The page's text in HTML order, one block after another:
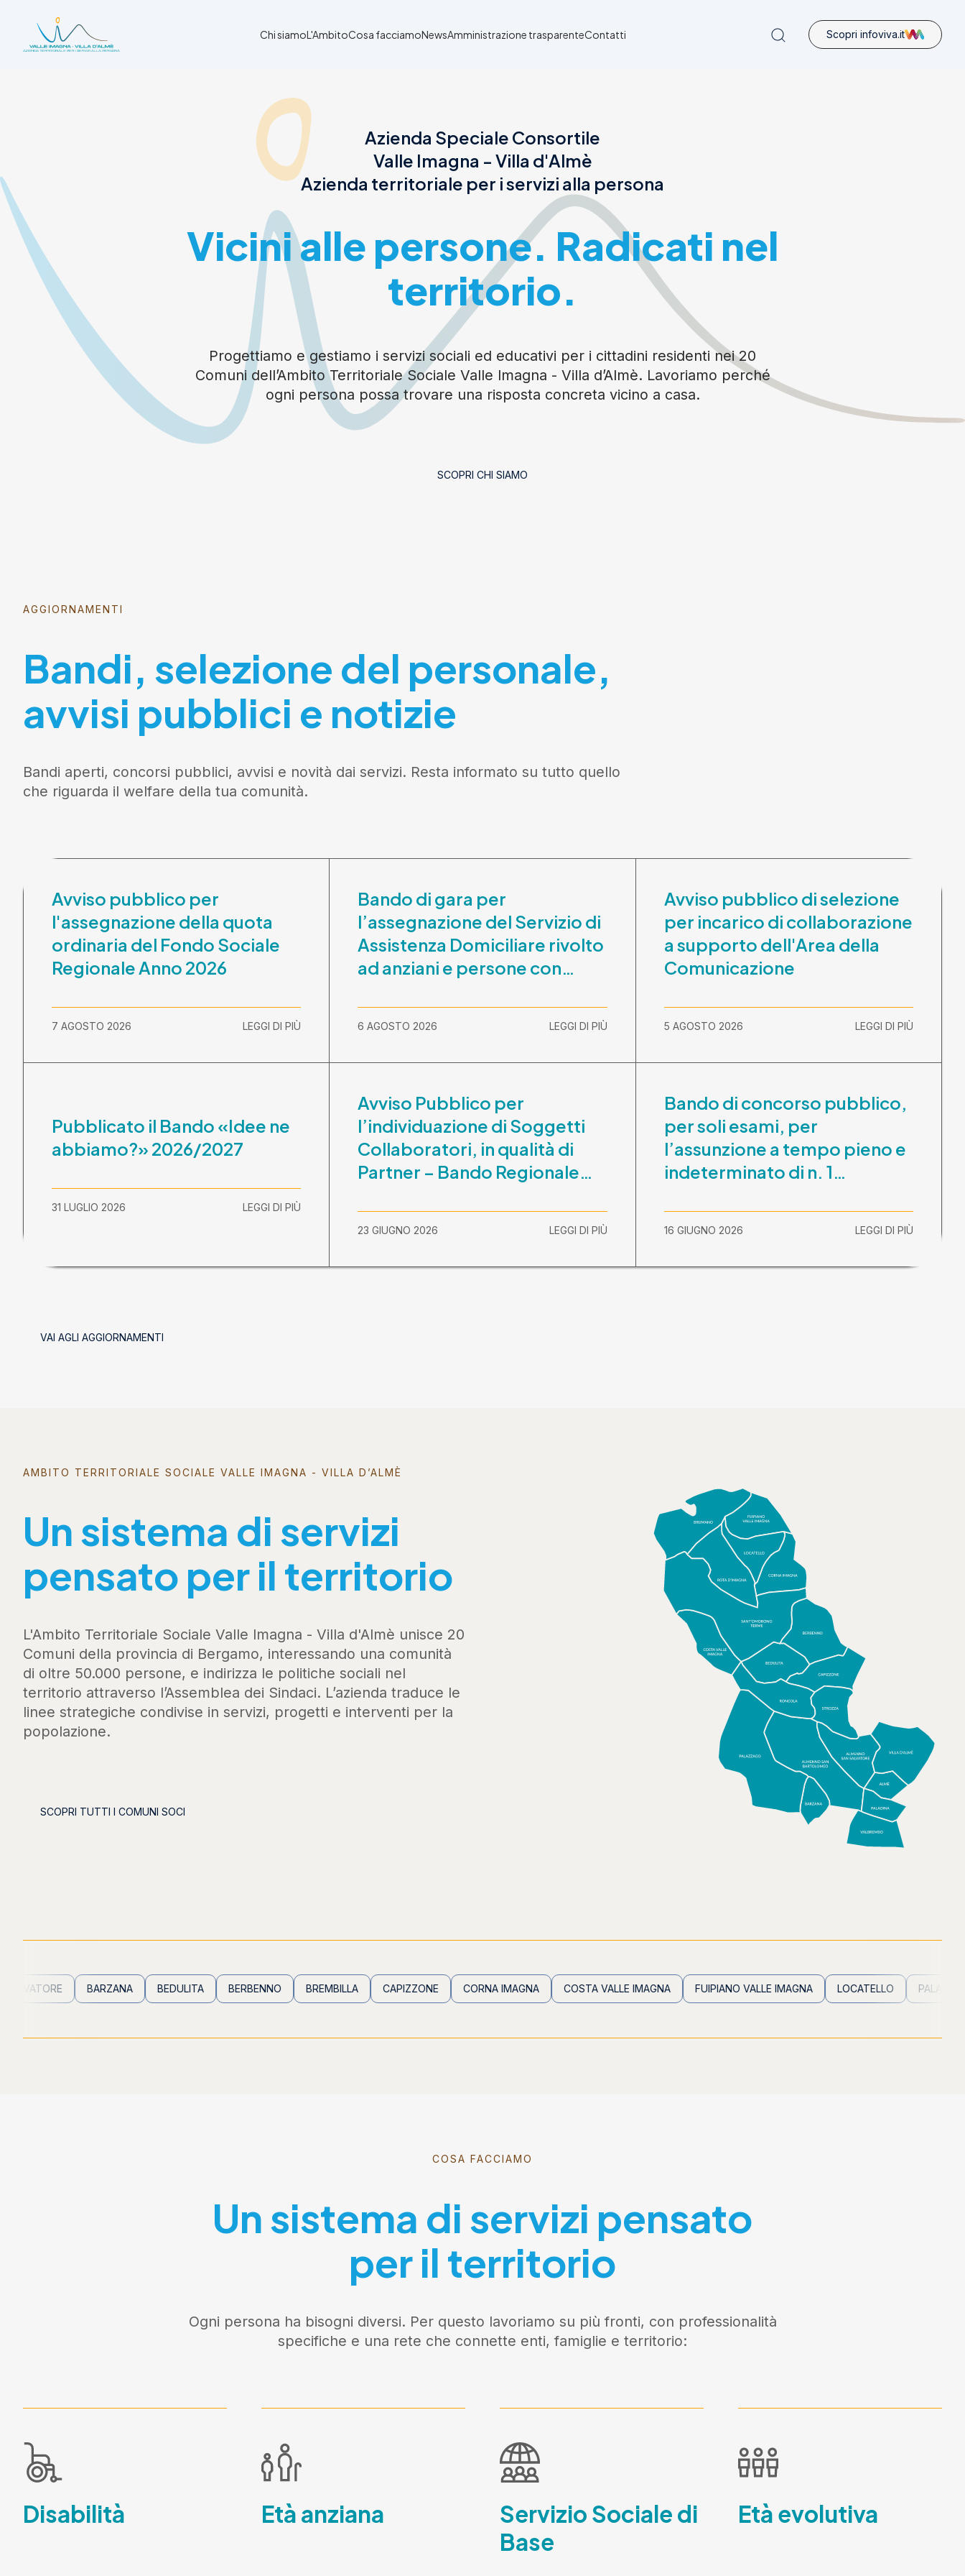
Chi siamoL'AmbitoCosa facciamoNewsAmministrazione trasparenteContatti Scopri infoviva.it
Azienda Speciale Consortile
Valle Imagna - Villa d'Almè
Azienda territoriale per i servizi alla persona
Vicini alle persone. Radicati nel
territorio.
Progettiamo e gestiamo i servizi sociali ed educativi per i cittadini residenti nei 20
Comuni dell’Ambito Territoriale Sociale Valle Imagna - Villa d’Almè. Lavoriamo perché
ogni persona possa trovare una risposta concreta vicino a casa.
SCOPRI CHI SIAMO
AGGIORNAMENTI
Bandi, selezione del personale,
avvisi pubblici e notizie
Bandi aperti, concorsi pubblici, avvisi e novità dai servizi. Resta informato su tutto quello
che riguarda il welfare della tua comunità.
Avviso pubblico per
l'assegnazione della quota
ordinaria del Fondo Sociale
Regionale Anno 2026
7 AGOSTO 2026 LEGGI DI PIÙ
Bando di gara per
l’assegnazione del Servizio di
Assistenza Domiciliare rivolto
ad anziani e persone con
ottobre 2026-30 settembre
2029
6 AGOSTO 2026 LEGGI DI PIÙ
Avviso pubblico di selezione
per incarico di collaborazione
a supporto dell'Area della
Comunicazione
5 AGOSTO 2026 LEGGI DI PIÙ
Pubblicato il Bando «Idee ne
abbiamo?» 2026/2027
31 LUGLIO 2026 LEGGI DI PIÙ
Avviso Pubblico per
l’individuazione di Soggetti
Collaboratori, in qualità di
Partner – Bando Regionale
2026” – CUP
E81B26000210003
23 GIUGNO 2026 LEGGI DI PIÙ
Bando di concorso pubblico,
per soli esami, per
l’assunzione a tempo pieno e
indeterminato di n. 1
Comunicazione prova scritta
e prova orale
16 GIUGNO 2026 LEGGI DI PIÙ
VAI AGLI AGGIORNAMENTI
AMBITO TERRITORIALE SOCIALE VALLE IMAGNA - VILLA D’ALMÈ
Un sistema di servizi
pensato per il territorio
L'Ambito Territoriale Sociale Valle Imagna - Villa d'Almè unisce 20
Comuni della provincia di Bergamo, interessando una comunità
di oltre 50.000 persone, e indirizza le politiche sociali nel
territorio attraverso l’Assemblea dei Sindaci. L’azienda traduce le
linee strategiche condivise in servizi, progetti e interventi per la
popolazione.
SCOPRI TUTTI I COMUNI SOCI
BARZANA BEDULITA BERBENNO BREMBILLA CAPIZZONE CORNA IMAGNA COSTA VALLE IMAGNA FUIPIANO VALLE IMAGNA LOCATELLO PALADINA
COSA FACCIAMO
Un sistema di servizi pensato
per il territorio
Ogni persona ha bisogni diversi. Per questo lavoriamo su più fronti, con professionalità
specifiche e una rete che connette enti, famiglie e territorio:
Disabilità Età anziana
Servizio Sociale di
Base
Età evolutiva